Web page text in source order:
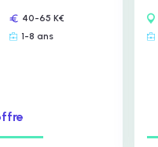
40-65 K€
1-8 ans